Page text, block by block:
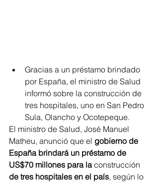
Gracias a un préstamo brindado
por España, el ministro de Salud
informó sobre la construcción de
tres hospitales, uno en San Pedro
Sula, Olancho y Ocotepeque.
El ministro de Salud, José Manuel
Matheu, anunció que el gobierno de
España brindará un préstamo de
US$70 millones para la construcción
de tres hospitales en el país, según lo